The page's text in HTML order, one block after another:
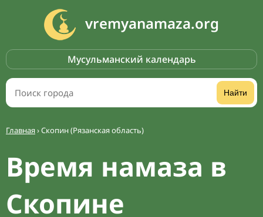
vremyanamaza.org
Мусульманский календарь
Найти
Главная›Скопин (Рязанская область)
Время намаза в
Скопине